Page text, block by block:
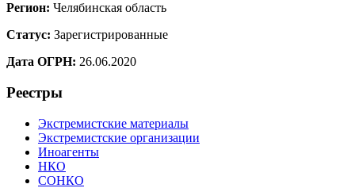
Регион: Челябинская область
Статус: Зарегистрированные
Дата ОГРН: 26.06.2020
Реестры
Экстремистские материалы
Экстремистские организации
Иноагенты
НКО
СОНКО